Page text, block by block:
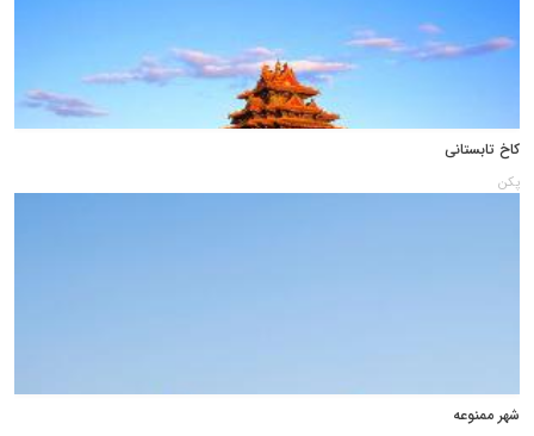
کاخ تابستانی
پکن
شهر ممنوعه